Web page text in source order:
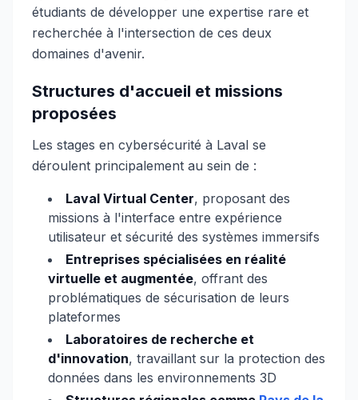
étudiants de développer une expertise rare et
recherchée à l'intersection de ces deux
domaines d'avenir.
Structures d'accueil et missions
proposées
Les stages en cybersécurité à Laval se
déroulent principalement au sein de :
Laval Virtual Center, proposant des
missions à l'interface entre expérience
utilisateur et sécurité des systèmes immersifs
Entreprises spécialisées en réalité
virtuelle et augmentée, offrant des
problématiques de sécurisation de leurs
plateformes
Laboratoires de recherche et
d'innovation, travaillant sur la protection des
données dans les environnements 3D